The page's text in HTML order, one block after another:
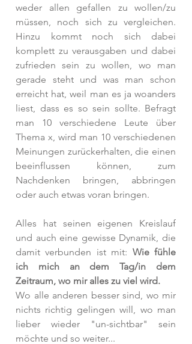
weder allen gefallen zu wollen/zu
müssen, noch sich zu vergleichen.
Hinzu kommt noch sich dabei
komplett zu verausgaben und dabei
zufrieden sein zu wollen, wo man
gerade steht und was man schon
erreicht hat, weil man es ja woanders
liest, dass es so sein sollte. Befragt
man 10 verschiedene Leute über
Thema x, wird man 10 verschiedenen
Meinungen zurückerhalten, die einen
beeinflussen können, zum
Nachdenken bringen, abbringen
oder auch etwas voran bringen.
Alles hat seinen eigenen Kreislauf
und auch eine gewisse Dynamik, die
damit verbunden ist mit: Wie fühle
ich mich an dem Tag/in dem
Zeitraum, wo mir alles zu viel wird.
Wo alle anderen besser sind, wo mir
nichts richtig gelingen will, wo man
lieber wieder "un-sichtbar" sein
möchte und so weiter...